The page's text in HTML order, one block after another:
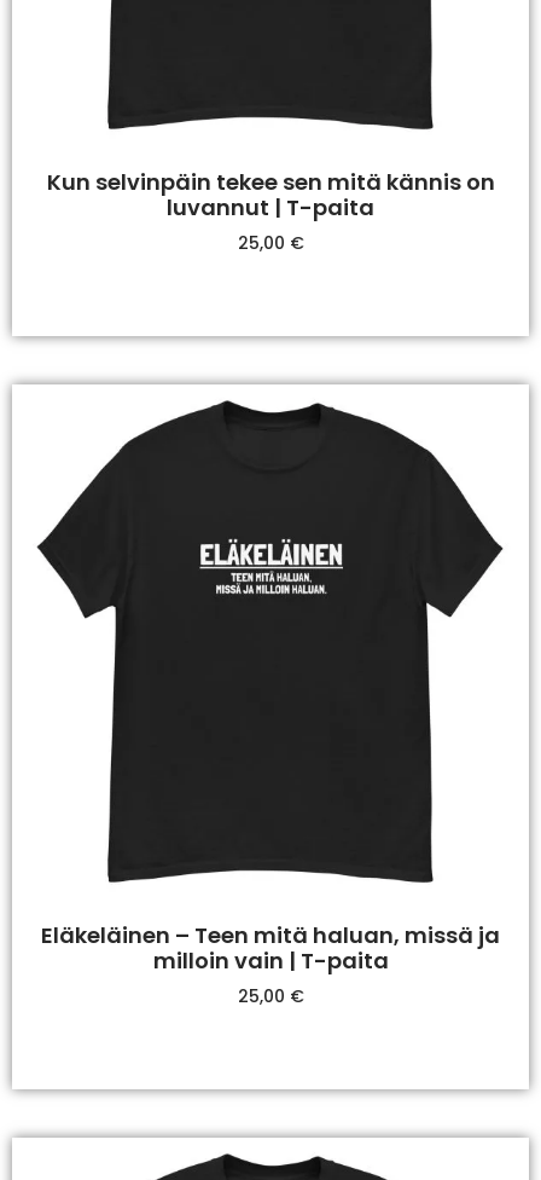
Kun selvinpäin tekee sen mitä kännis on
luvannut | T-paita
25,00 €
Eläkeläinen – Teen mitä haluan, missä ja
milloin vain | T-paita
25,00 €